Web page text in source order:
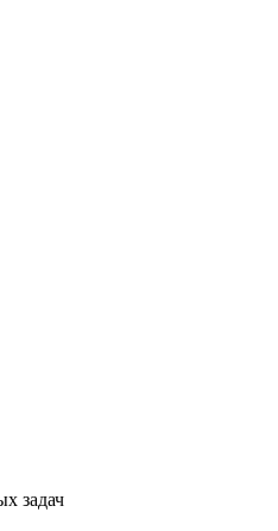
задач